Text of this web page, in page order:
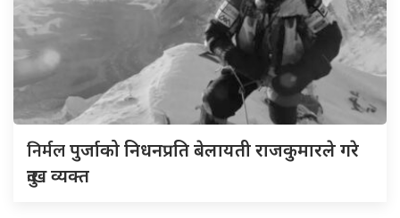
निर्मलपुर्जाको निधनप्रति बेलायती राजकुमारले गरे
दुःख व्यक्त